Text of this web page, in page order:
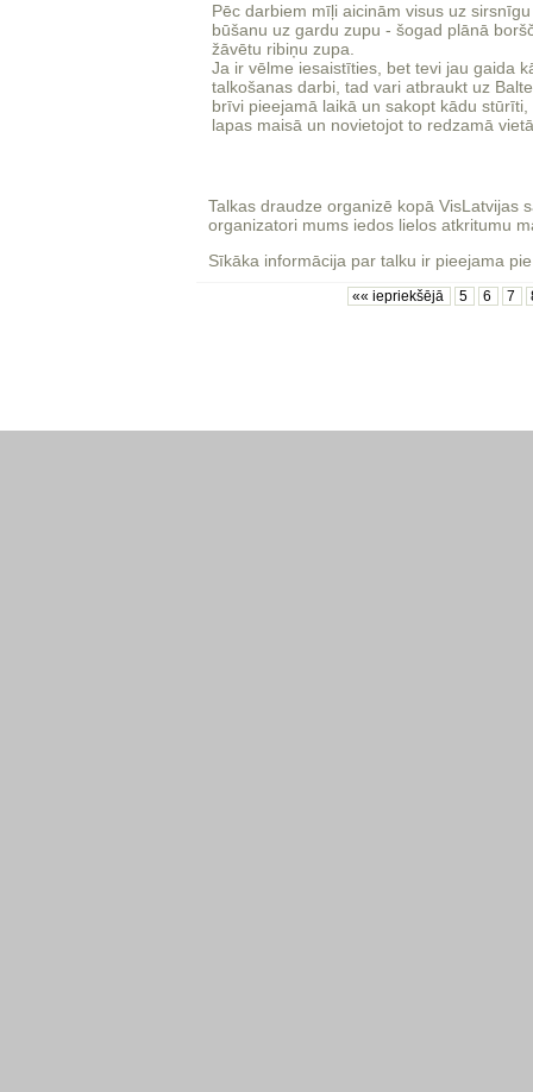
Pēc darbiem mīļi aicinām visus uz
būšanu uz gardu zupu - šogad plānā
žāvētu ribiņu zupa.
Ja ir vēlme iesaistīties, bet tevi jau gaida
talkošanas darbi, tad vari atbraukt uz
brīvi pieejamā laikā un sakopt kādu stūrīti,
lapas maisā un novietojot to redzamā
Talkas draudze organizē kopā VisLatvijas
organizatori mums iedos lielos atkritumu
Sīkāka informācija par talku ir pieejama
«« iepriekšējā 5 6 7